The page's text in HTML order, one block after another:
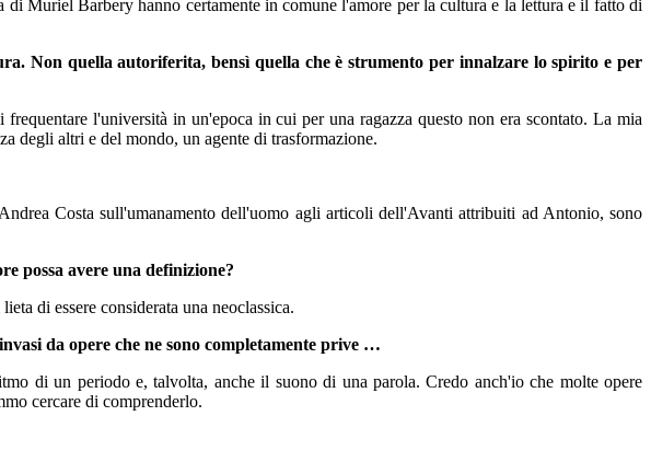
Muriel Barbery hanno certamente in comune l'amore per la cultura e la lettura e il fatto di
Non quella autoriferita, bensì quella che è strumento per innalzare lo spirito e per
l'università in un'epoca in cui per una ragazza questo non era scontato. La mia
degli altri e del mondo, un agente di trasformazione.
Costa sull'umanamento dell'uomo agli articoli dell'Avanti attribuiti ad Antonio, sono
possa avere una definizione?
di essere considerata una neoclassica.
da opere che ne sono completamente prive …
di un periodo e, talvolta, anche il suono di una parola. Credo anch'io che molte opere
cercare di comprenderlo.